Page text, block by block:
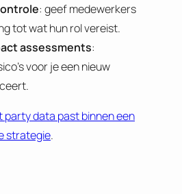
: geef medewerkers
tot wat hun rol vereist.
assessments:
voor je een nieuw
party data past binnen een
strategie.